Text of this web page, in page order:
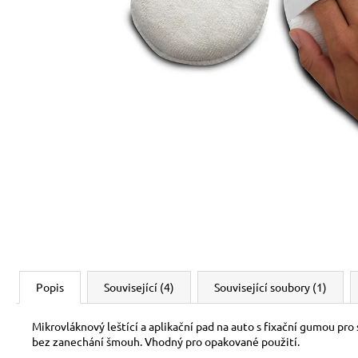
Popis Související (4) Související soubory (1)
Mikrovláknový leštící a aplikační pad na auto s fixační gumou
bez zanechání šmouh. Vhodný pro opakované použití.